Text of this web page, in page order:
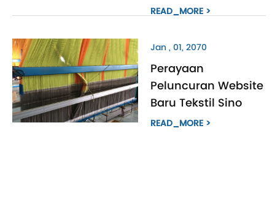
READ_MORE >
Jan , 01, 2070
Perayaan
Peluncuran Website
Baru Tekstil Sino
READ_MORE >